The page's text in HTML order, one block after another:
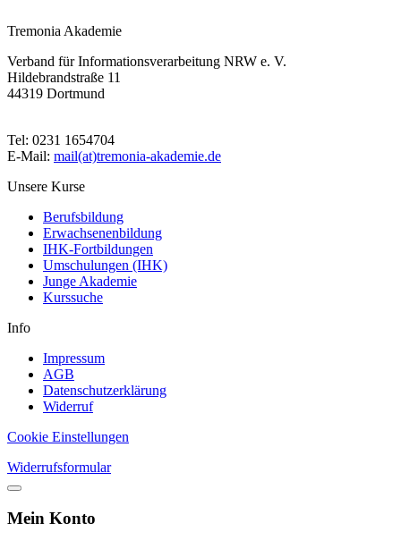
Tremonia Akademie
Verband für Informationsverarbeitung NRW e. V.
Hildebrandstraße 11
44319 Dortmund
Tel: 0231 1654704
E-Mail: mail(at)tremonia-akademie.de
Unsere Kurse
Berufsbildung
Erwachsenenbildung
IHK-Fortbildungen
Umschulungen (IHK)
Junge Akademie
Kurssuche
Info
Impressum
AGB
Datenschutzerklärung
Widerruf
Cookie Einstellungen
Widerrufsformular
Mein Konto